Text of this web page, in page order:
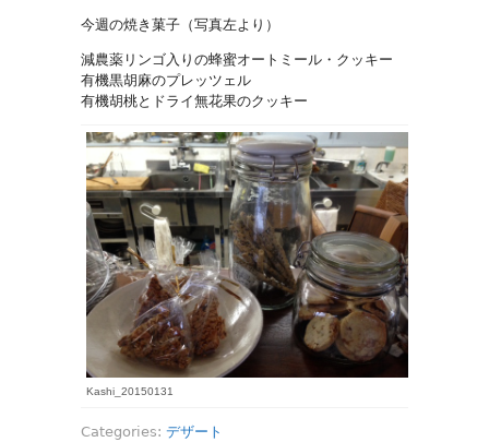
今週の焼き菓子（写真左より）
減農薬リンゴ入りの蜂蜜オートミール・クッキー
有機黒胡麻のプレッツェル
有機胡桃とドライ無花果のクッキー
Kashi_20150131
Categories: デザート